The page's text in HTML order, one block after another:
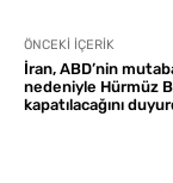
ÖNCEKI İÇERIK
İran, ABD’nin
nedeniyle Hürmüz
kapatılacağını